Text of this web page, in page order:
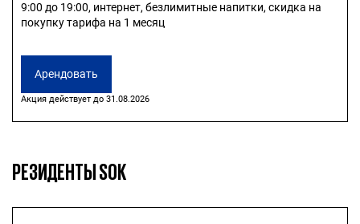
9:00 до 19:00, интернет, безлимитные напитки, скидка на
покупку тарифа на 1 месяц
Арендовать
Акция действует до 31.08.2026
РЕЗИДЕНТЫ SOK